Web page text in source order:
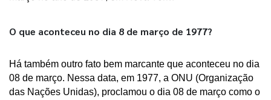
O que aconteceu no dia 8 de março de 1977?
Há também outro fato bem marcante que aconteceu no dia
08 de março. Nessa data, em 1977, a ONU (Organização
das Nações Unidas), proclamou o dia 08 de março como o